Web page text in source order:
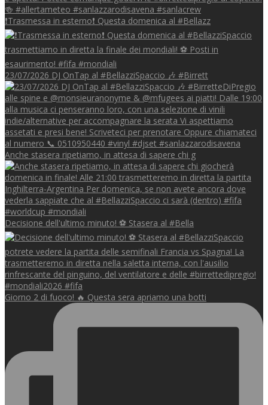
❗Trasmessa in esterno❗ Questa domenica al #Bellazz
23/07/2026 DJ OnTap al #BellazziSpaccio 🎶 #Birrett
Anche stasera ripetiamo, in attesa di sapere chi g
Decisione dell'ultimo minuto! ⚽️ Stasera al #Bella
Giorno 2 di fuoco! 🔥 Questa sera apriamo una botti